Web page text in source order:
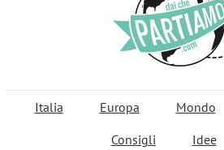
Italia Europa Mondo
Consigli
Idee